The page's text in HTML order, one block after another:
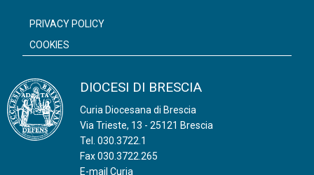
DIOCESI DI BRESCIA
Curia Diocesana di Brescia
Via Trieste, 13 - 25121 Brescia
Tel. 030.3722.1
Fax 030.3722.265
E-mail Curia
PRIVACY POLICY
COOKIES